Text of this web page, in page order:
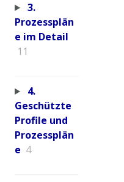
3.
Prozessplän
e im Detail
11
4.
Geschützte
Profile und
Prozessplän
e 4